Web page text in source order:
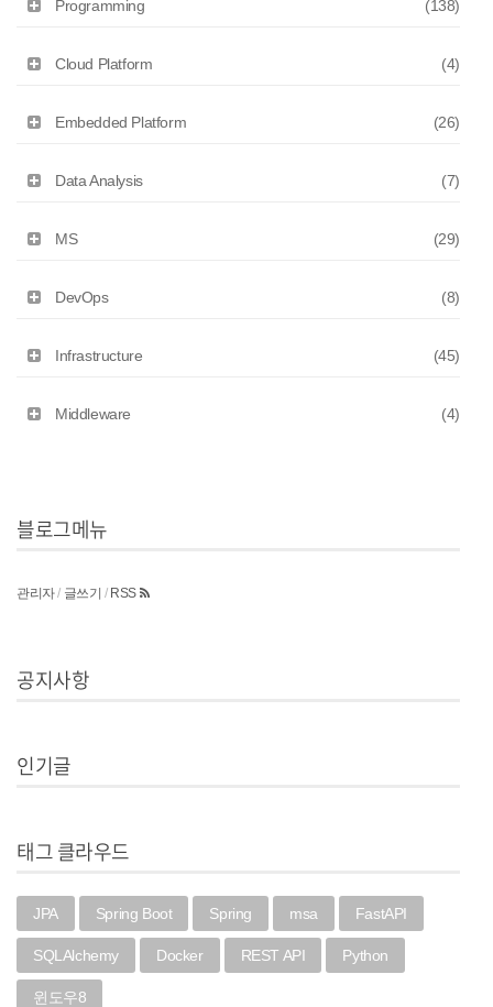
Programming (138)
Cloud Platform (4)
Embedded Platform (26)
Data Analysis (7)
MS (29)
DevOps (8)
Infrastructure (45)
Middleware (4)
블로그메뉴
관리자/ 글쓰기 / RSS
공지사항
인기글
태그 클라우드
JPA Spring Boot Spring msa FastAPI
SQLAlchemy Docker REST API Python
윈도우8